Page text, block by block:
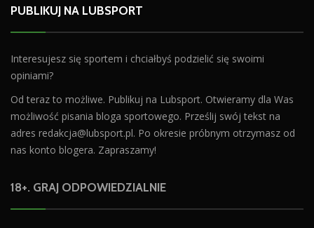
PUBLIKUJ NA LUBSPORT
Interesujesz się sportem i chciałbyś podzielić się swoimi
opiniami?
Od teraz to możliwe. Publikuj na Lubsport. Otwieramy dla Was
możliwość pisania bloga sportowego. Prześlij swój tekst na
adres redakcja@lubsport.pl. Po okresie próbnym otrzymasz od
nas konto blogera. Zapraszamy!
18+. GRAJ ODPOWIEDZIALNIE